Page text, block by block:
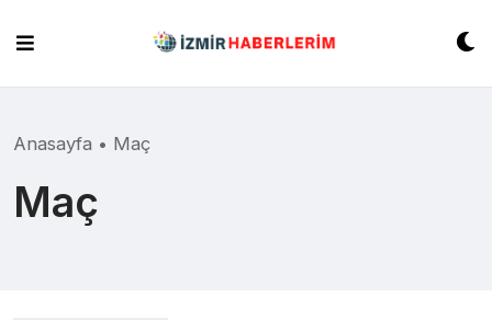
content
Anasayfa • Maç
Maç